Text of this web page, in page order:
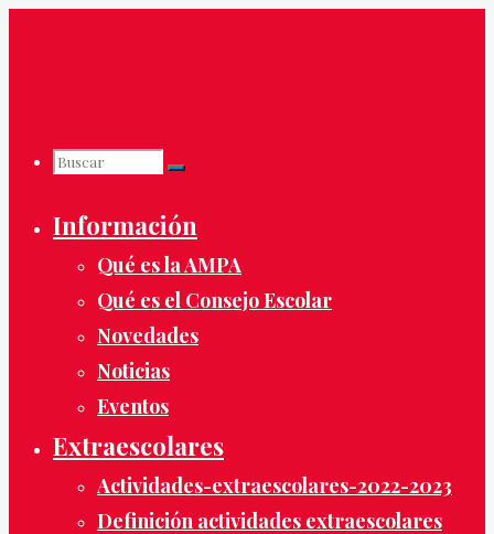
Buscar
Buscar:
Buscar
Información
Qué es la AMPA
Qué es el Consejo Escolar
Novedades
Noticias
Eventos
Extraescolares
Actividades-extraescolares-2022-2023
Definición actividades extraescolares